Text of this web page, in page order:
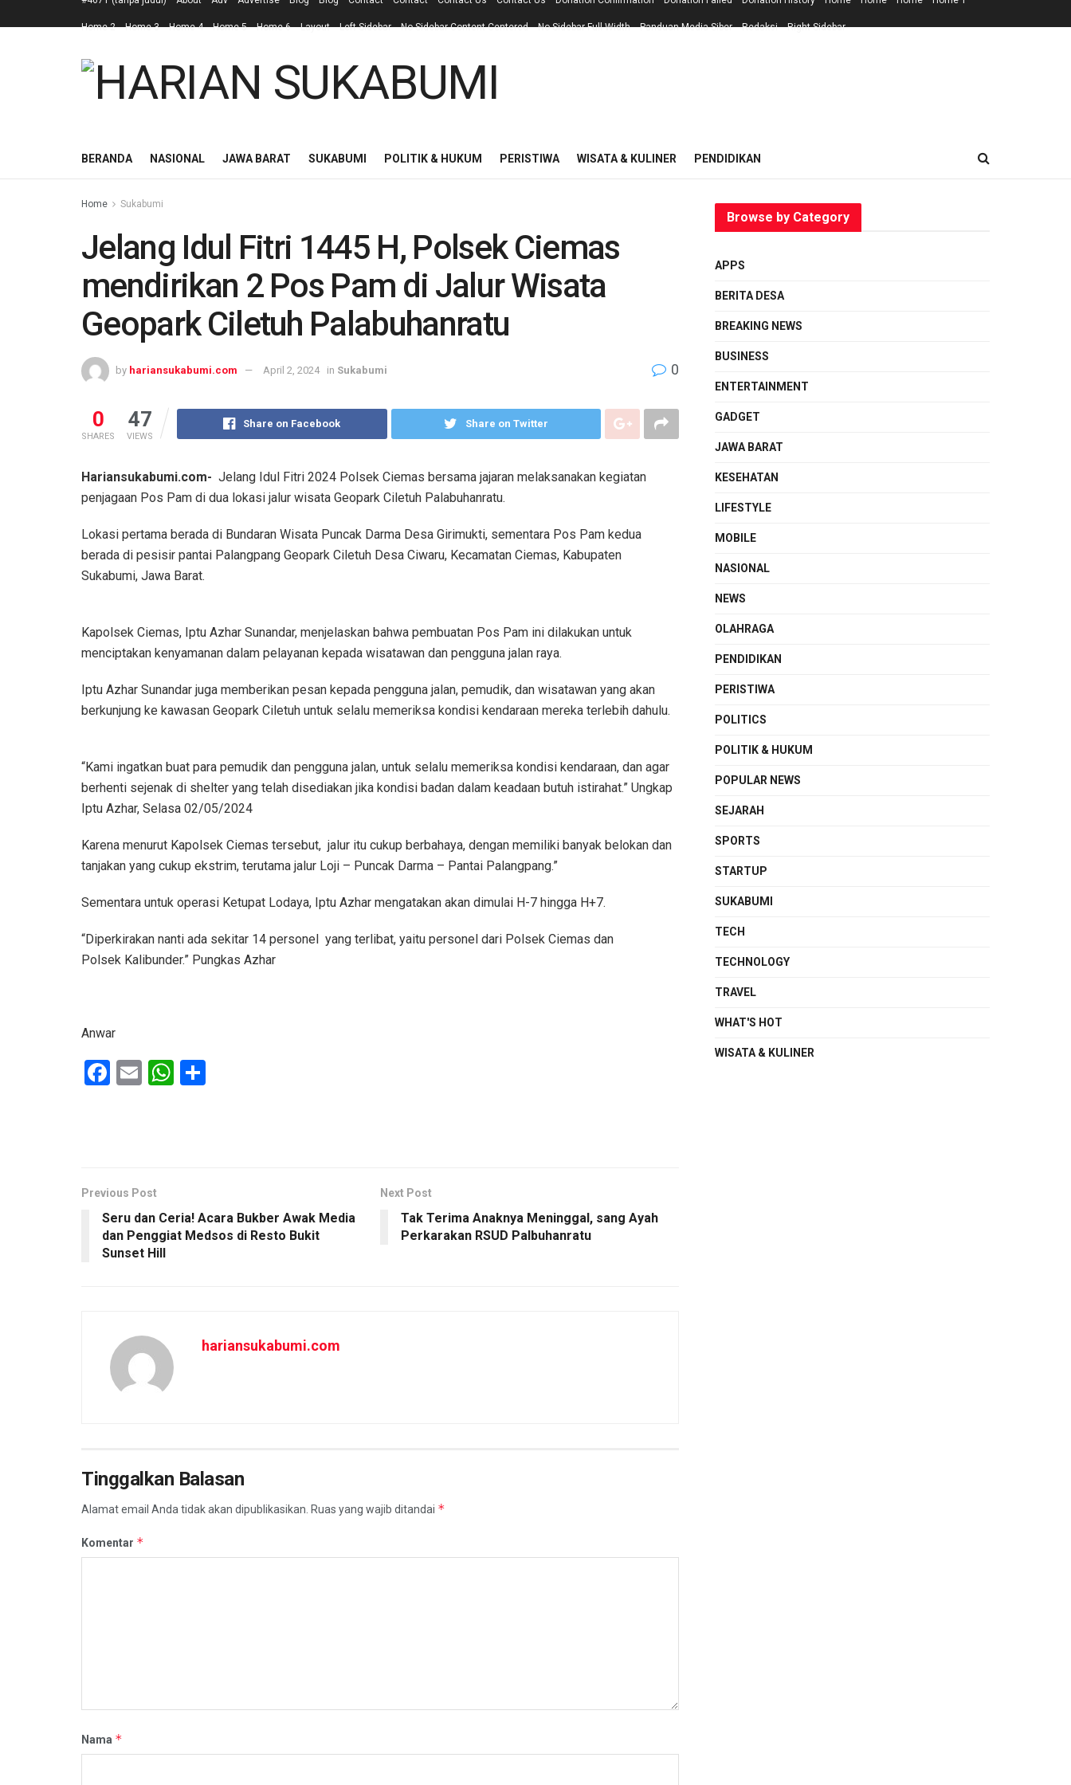
Home 2 Home 3 Home 4 Home 5 Home 6 Layout Left Sidebar No Sidebar Content Centered No Sidebar Full Width Panduan Media Siber Redaksi Right Sidebar
BERANDA NASIONAL JAWA BARAT SUKABUMI POLITIK & HUKUM PERISTIWA WISATA & KULINER PENDIDIKAN
Home Sukabumi
Jelang Idul Fitri 1445 H, Polsek Ciemas
mendirikan 2 Pos Pam di Jalur Wisata
Geopark Ciletuh Palabuhanratu
by hariansukabumi.com April 2, 2024 in Sukabumi 0
0
SHARES
47
VIEWS
Share on Facebook Share on Twitter
Hariansukabumi.com- Jelang Idul Fitri 2024 Polsek Ciemas bersama jajaran melaksanakan kegiatan
penjagaan Pos Pam di dua lokasi jalur wisata Geopark Ciletuh Palabuhanratu.
Lokasi pertama berada di Bundaran Wisata Puncak Darma Desa Girimukti, sementara Pos Pam kedua
berada di pesisir pantai Palangpang Geopark Ciletuh Desa Ciwaru, Kecamatan Ciemas, Kabupaten
Sukabumi, Jawa Barat.
Kapolsek Ciemas, Iptu Azhar Sunandar, menjelaskan bahwa pembuatan Pos Pam ini dilakukan untuk
menciptakan kenyamanan dalam pelayanan kepada wisatawan dan pengguna jalan raya.
Iptu Azhar Sunandar juga memberikan pesan kepada pengguna jalan, pemudik, dan wisatawan yang akan
berkunjung ke kawasan Geopark Ciletuh untuk selalu memeriksa kondisi kendaraan mereka terlebih dahulu.
“Kami ingatkan buat para pemudik dan pengguna jalan, untuk selalu memeriksa kondisi kendaraan, dan agar
berhenti sejenak di shelter yang telah disediakan jika kondisi badan dalam keadaan butuh istirahat.” Ungkap
Iptu Azhar, Selasa 02/05/2024
Karena menurut Kapolsek Ciemas tersebut, jalur itu cukup berbahaya, dengan memiliki banyak belokan dan
tanjakan yang cukup ekstrim, terutama jalur Loji – Puncak Darma – Pantai Palangpang.”
Sementara untuk operasi Ketupat Lodaya, Iptu Azhar mengatakan akan dimulai H-7 hingga H+7.
“Diperkirakan nanti ada sekitar 14 personel yang terlibat, yaitu personel dari Polsek Ciemas dan
Polsek Kalibunder.” Pungkas Azhar
Anwar
F
o
k
E
W
p
Previous Post
Seru dan Ceria! Acara Bukber Awak Media
dan Penggiat Medsos di Resto Bukit
Sunset Hill
Next Post
Tak Terima Anaknya Meninggal, sang Ayah
Perkarakan RSUD Palbuhanratu
hariansukabumi.com
Tinggalkan Balasan
Alamat email Anda tidak akan dipublikasikan. Ruas yang wajib ditandai *
Komentar *
Nama *
Browse by Category
APPS
BERITA DESA
BREAKING NEWS
BUSINESS
ENTERTAINMENT
GADGET
JAWA BARAT
KESEHATAN
LIFESTYLE
MOBILE
NASIONAL
NEWS
OLAHRAGA
PENDIDIKAN
PERISTIWA
POLITICS
POLITIK & HUKUM
POPULAR NEWS
SEJARAH
SPORTS
STARTUP
SUKABUMI
TECH
TECHNOLOGY
TRAVEL
WHAT'S HOT
WISATA & KULINER